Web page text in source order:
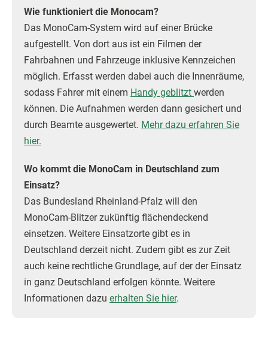
Wie funktioniert die Monocam?
Das MonoCam-System wird auf einer Brücke
aufgestellt. Von dort aus ist ein Filmen der
Fahrbahnen und Fahrzeuge inklusive Kennzeichen
möglich. Erfasst werden dabei auch die Innenräume,
sodass Fahrer mit einem Handy geblitzt werden
können. Die Aufnahmen werden dann gesichert und
durch Beamte ausgewertet. Mehr dazu erfahren Sie
hier.
Wo kommt die MonoCam in Deutschland zum
Einsatz?
Das Bundesland Rheinland-Pfalz will den
MonoCam-Blitzer zukünftig flächendeckend
einsetzen. Weitere Einsatzorte gibt es in
Deutschland derzeit nicht. Zudem gibt es zur Zeit
auch keine rechtliche Grundlage, auf der der Einsatz
in ganz Deutschland erfolgen könnte. Weitere
Informationen dazu erhalten Sie hier.